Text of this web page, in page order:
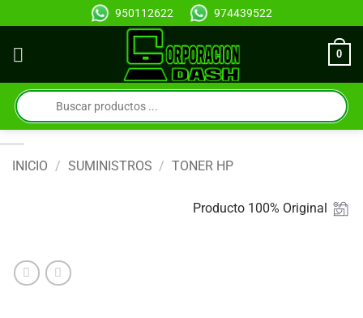
al
contenido
950112622 974439522
0
Búsqueda
de
productos
INICIO / SUMINISTROS / TONER HP
Producto 100% Original